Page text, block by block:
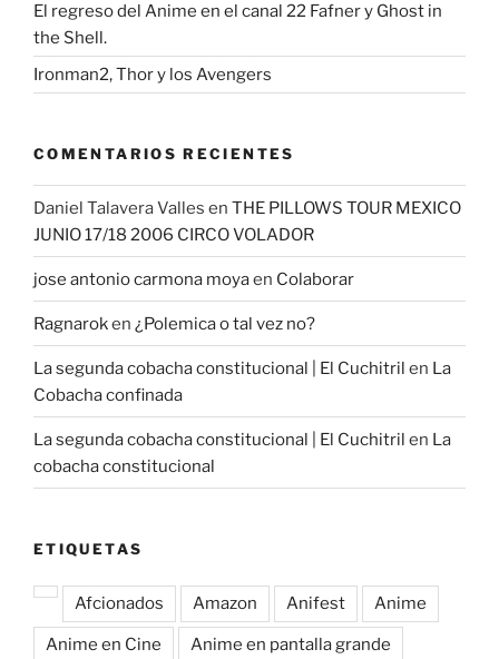
El regreso del Anime en el canal 22 Fafner y Ghost in
the Shell.
Ironman2, Thor y los Avengers
COMENTARIOS RECIENTES
Daniel Talavera Valles en THE PILLOWS TOUR MEXICO
JUNIO 17/18 2006 CIRCO VOLADOR
jose antonio carmona moyaen Colaborar
Ragnaroken ¿Polemica o tal vez no?
La segunda cobacha constitucional | El Cuchitril en La
Cobacha confinada
La segunda cobacha constitucional | El Cuchitril en La
cobacha constitucional
ETIQUETAS
Afcionados Amazon Anifest Anime
Anime en Cine Anime en pantalla grande